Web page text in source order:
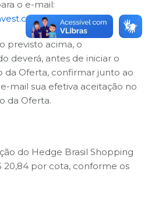
o e-mail:
.
previsto acima, o
deverá, antes de iniciar o
da Oferta, confirmar junto ao
mail sua efetiva aceitação no
da Oferta.
do Hedge Brasil Shopping
20,84 por cota, conforme os